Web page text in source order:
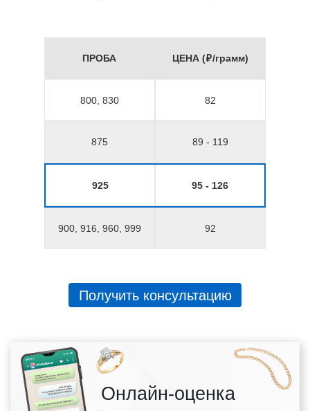
ПРОБА ЦЕНА (₽/грамм)
800, 830 82
875 89 - 119
925 95 - 126
900, 916, 960, 999 92
Получить консультацию
Онлайн-оценка